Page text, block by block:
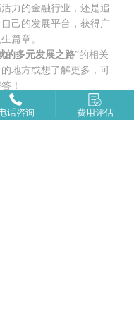
力的金融行业，还是追
己的发展平台，获得广
篇章。
的多元发展之路”的相关
地方或想了解更多，可
！
话咨询 费用评估